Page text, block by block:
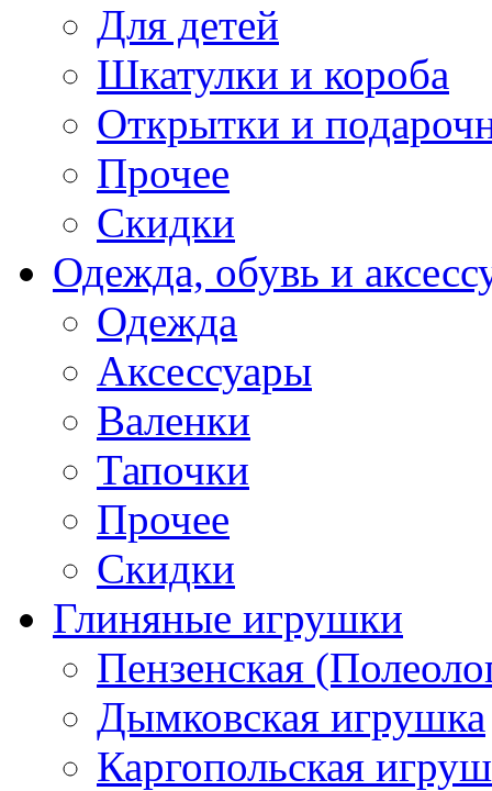
Для детей
Шкатулки и короба
Открытки и
Прочее
Скидки
Одежда, обувь и
Одежда
Аксессуары
Валенки
Тапочки
Прочее
Скидки
Глиняные игрушки
Пензенская
Дымковская игрушка
Каргопольская